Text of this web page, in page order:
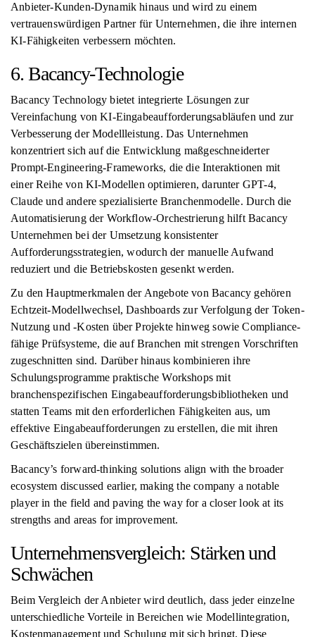
Anbieter-Kunden-Dynamik hinaus und wird zu einem
vertrauenswürdigen Partner für Unternehmen, die ihre internen
KI-Fähigkeiten verbessern möchten.
6. Bacancy-Technologie
Bacancy Technology bietet integrierte Lösungen zur
Vereinfachung von KI-Eingabeaufforderungsabläufen und zur
Verbesserung der Modellleistung. Das Unternehmen
konzentriert sich auf die Entwicklung maßgeschneiderter
Prompt-Engineering-Frameworks, die die Interaktionen mit
einer Reihe von KI-Modellen optimieren, darunter GPT-4,
Claude und andere spezialisierte Branchenmodelle. Durch die
Automatisierung der Workflow-Orchestrierung hilft Bacancy
Unternehmen bei der Umsetzung konsistenter
Aufforderungsstrategien, wodurch der manuelle Aufwand
reduziert und die Betriebskosten gesenkt werden.
Zu den Hauptmerkmalen der Angebote von Bacancy gehören
Echtzeit-Modellwechsel, Dashboards zur Verfolgung der Token-
Nutzung und -Kosten über Projekte hinweg sowie Compliance-
fähige Prüfsysteme, die auf Branchen mit strengen Vorschriften
zugeschnitten sind. Darüber hinaus kombinieren ihre
Schulungsprogramme praktische Workshops mit
branchenspezifischen Eingabeaufforderungsbibliotheken und
statten Teams mit den erforderlichen Fähigkeiten aus, um
effektive Eingabeaufforderungen zu erstellen, die mit ihren
Geschäftszielen übereinstimmen.
Bacancy’s forward-thinking solutions align with the broader
ecosystem discussed earlier, making the company a notable
player in the field and paving the way for a closer look at its
strengths and areas for improvement.
Unternehmensvergleich: Stärken und
Schwächen
Beim Vergleich der Anbieter wird deutlich, dass jeder einzelne
unterschiedliche Vorteile in Bereichen wie Modellintegration,
Kostenmanagement und Schulung mit sich bringt. Diese